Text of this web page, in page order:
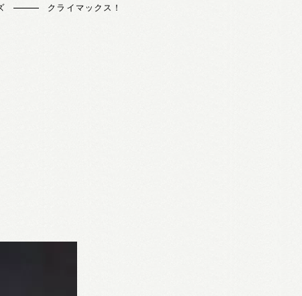
クライマックス！